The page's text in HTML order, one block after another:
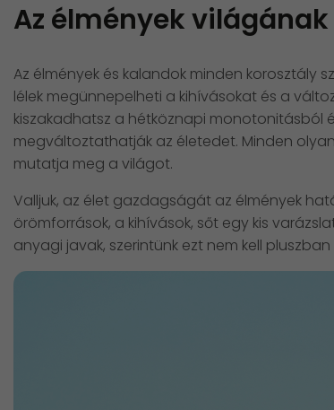
Az élmények
Az élmények és kalandok minden korosztály
lélek megünnepelheti a kihívásokat és a
kiszakadhatsz a hétköznapi monotonitásból
megváltoztathatják az életedet. Minden
mutatja meg a világot.
Valljuk, az élet gazdagságát az élmények
örömforrások, a kihívások, sőt egy kis
anyagi javak, szerintünk ezt nem kell